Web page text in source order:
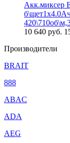
Акк.миксер
10 640 руб.
Производители
BRAIT
888
ABAC
ADA
AEG